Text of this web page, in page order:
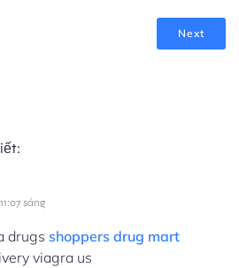
Next
sáng
drugs shoppers drug mart
viagra us